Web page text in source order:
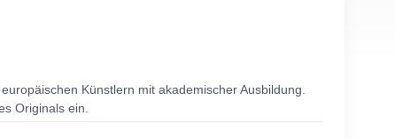
Künstlern mit akademischer Ausbildung.
Originals ein.